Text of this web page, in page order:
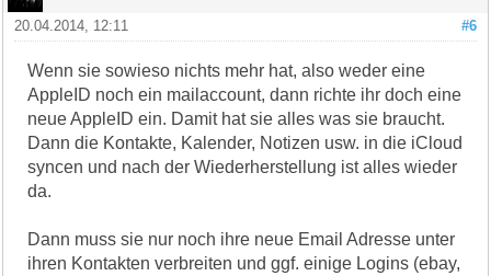
#6
20.04.2014, 12:11
Wenn sie sowieso nichts mehr hat, also weder eine
AppleID noch ein mailaccount, dann richte ihr doch eine
neue AppleID ein. Damit hat sie alles was sie braucht.
Dann die Kontakte, Kalender, Notizen usw. in die iCloud
syncen und nach der Wiederherstellung ist alles wieder
da.
Dann muss sie nur noch ihre neue Email Adresse unter
ihren Kontakten verbreiten und ggf. einige Logins (ebay,